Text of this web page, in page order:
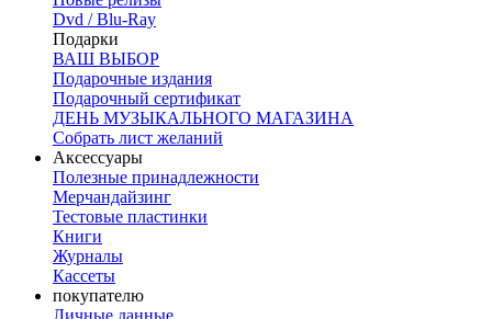
Dvd / Blu-Ray
Подарки
ВАШ ВЫБОР
Подарочные издания
Подарочный сертификат
ДЕНЬ МУЗЫКАЛЬНОГО МАГАЗИНА
Собрать лист желаний
Аксессуары
Полезные принадлежности
Мерчандайзинг
Тестовые пластинки
Книги
Журналы
Кассеты
покупателю